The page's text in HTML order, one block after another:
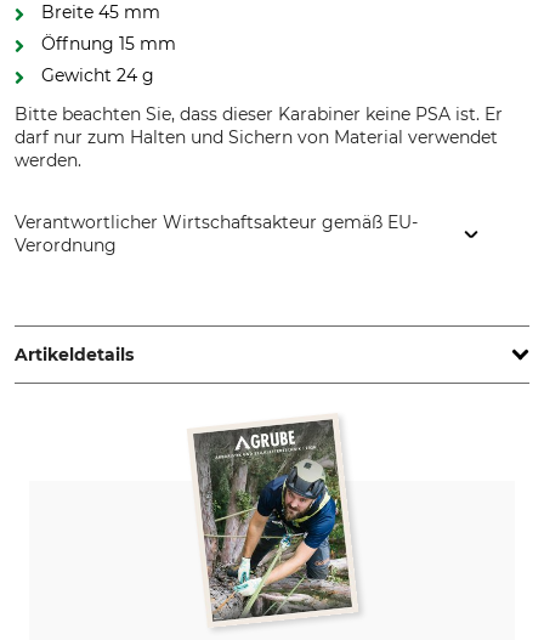
Breite 45 mm
Öffnung 15 mm
Gewicht 24 g
Bitte beachten Sie, dass dieser Karabiner keine PSA ist. Er
darf nur zum Halten und Sichern von Material verwendet
werden.
Verantwortlicher Wirtschaftsakteur gemäß EU-
Verordnung
www.grube.de
Artikeldetails
Produkttyp
Materialkarabiner
Bruchlast vertikal
11 kN
Verschluss
Schnapper